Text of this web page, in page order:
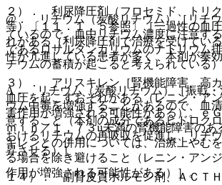
@． リチウム（炭酸リチウム）［リチ
ているので、血中リチウム濃度に注意す
であるロサルタンカリウムのナトリウム
チウムの蓄積が起こると考えられている）
A． リチウム（炭酸リチウム）［振戦・
ウム中毒を増強することがあるので、血
意すること（本剤の成分であるヒドロク
おけるリチウムの再吸収を促進し、リチ
昇させる）］。
１４）． 副腎皮質ホルモン剤、ＡＣＴ
２）． 利尿降圧剤（フロセミド、トリ
等）〔１１．１．５参照〕［一過性の血
れがある（利尿降圧剤で治療を受けてい
性が亢進している患者が多く、本剤が奏効
３）． アリスキレン［腎機能障害、高
血圧を起こすおそれがある（レニン・ア
害作用が増強される可能性がある）。ｅ
ｍｉｎ／１．７３u未満の腎機能障害のあ
キレンとの併用については、治療上やむ
る場合を除き避けること（レニン・アン
作用が増強される可能性がある）］。